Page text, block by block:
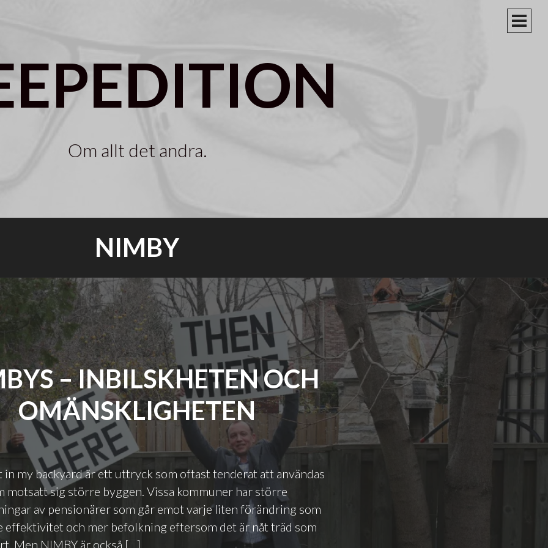
Om allt det andra.
NIMBY
– INBILSKHETEN OCH
OMÄNSKLIGHETEN
in my backyard är ett uttryck som oftast tenderat att användas
motsatt sig större byggen. Vissa kommuner har större
av pensionärer som går emot varje liten förändring som
effektivitet och mer befolkning eftersom det är nåt träd som
Men NIMBY är också […]